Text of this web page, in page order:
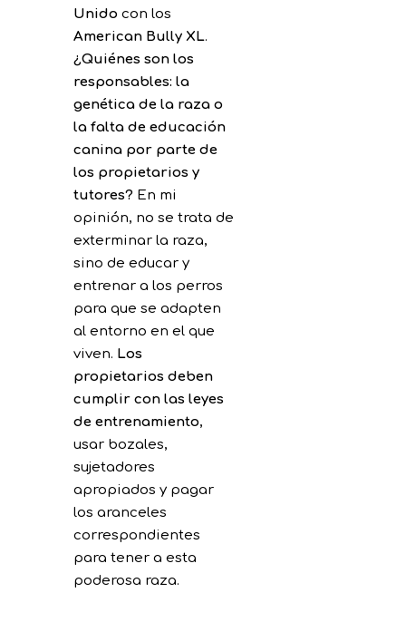
Unido con los
American Bully XL.
¿Quiénes son los
responsables: la
genética de la raza o
la falta de educación
canina por parte de
los propietarios y
tutores? En mi
opinión, no se trata de
exterminar la raza,
sino de educar y
entrenar a los perros
para que se adapten
al entorno en el que
viven. Los
propietarios deben
cumplir con las leyes
de entrenamiento,
usar bozales,
sujetadores
apropiados y pagar
los aranceles
correspondientes
para tener a esta
poderosa raza.